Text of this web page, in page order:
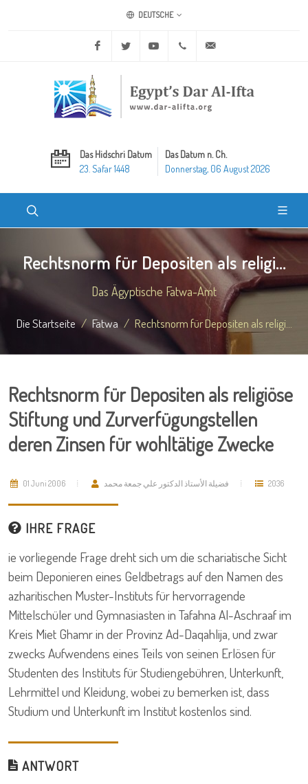
DEUTSCHE
Facebook Twitter Youtube +20 2 25970400
Das Hidschri Datum
23. Safar 1448
Das Datum n. Ch.
Donnerstag, 06 August 2026
Rechtsnorm für Depositen als religi...
Das Ägyptische Fatwa-Amt
Die Startseite Fatwa Rechtsnorm für Depositen als religi...
Rechtsnorm für Depositen als religiöse
Stiftung und Zurverfügungstellen
deren Zinsen für wohltätige Zwecke
01 Juni 2006 فضيلة الأستاذ الدكتور علي جمعة محمد 2036
IHRE FRAGE
ie vorliegende Frage dreht sich um die schariatische Sicht
beim Deponieren eines Geldbetrags auf den Namen des
azharitischen Muster-Instituts für hervorragende
Mittelschüler und Gymnasiasten in Tafahna Al-Aschraaf im
Kreis Miet Ghamr in der Provinz Ad-Daqahlija, und zwar
zwecks Aufwendens eines Teils von seinen Erlösen für
Studenten des Instituts für Studiengebühren, Unterkunft,
Lehrmittel und Kleidung, wobei zu bemerken ist, dass
Studium und Unterkunft im Institut kostenlos sind.
ANTWORT